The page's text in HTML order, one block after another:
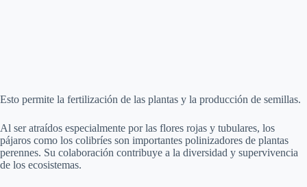
Esto permite la fertilización de las plantas y la producción de semillas.
Al ser atraídos especialmente por las flores rojas y tubulares, los
pájaros como los colibríes son importantes polinizadores de plantas
perennes. Su colaboración contribuye a la diversidad y supervivencia
de los ecosistemas.